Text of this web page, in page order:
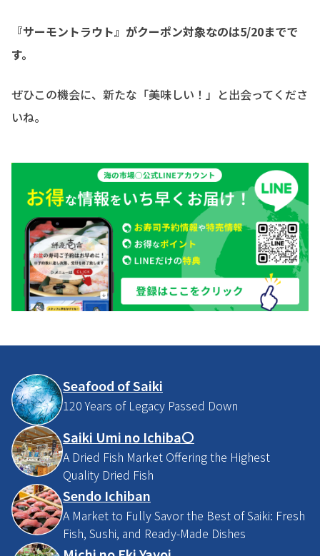
『サーモントラウト』がクーポン対象なのは5/20までで
す。
ぜひこの機会に、新たな「美味しい！」と出会ってくださ
いね。
Seafood of Saiki
120 Years of Legacy Passed Down
Saiki Umi no Ichiba〇
A Dried Fish Market Offering the Highest
Quality Dried Fish
Sendo Ichiban
A Market to Fully Savor the Best of Saiki: Fresh
Fish, Sushi, and Ready-Made Dishes